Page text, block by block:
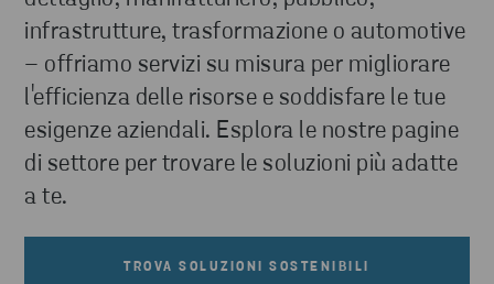
infrastrutture, trasformazione o automotive
– offriamo servizi su misura per migliorare
l'efficienza delle risorse e soddisfare le tue
esigenze aziendali. Esplora le nostre pagine
di settore per trovare le soluzioni più adatte
a te.
TROVA SOLUZIONI SOSTENIBILI